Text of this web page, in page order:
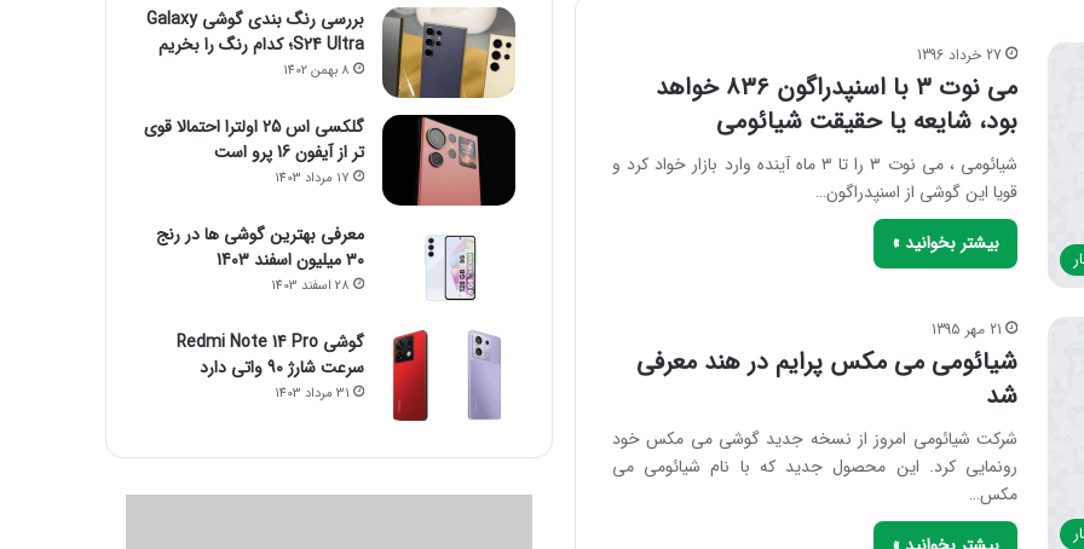
27 خرداد 1396
می نوت ۳ با اسنپدراگون ۸۳۶ خواهد
بود، شایعه یا حقیقت شیائومی
شیائومی ، می نوت ۳ را تا ۳ ماه آینده وارد بازار خواد کرد و
قویا این گوشی از اسنپدراگون…
بیشتر بخوانید »
21 مهر 1395
شیائومی می مکس پرایم در هند معرفی
شد
شرکت شیائومی امروز از نسخه جدید گوشی می مکس خود
رونمایی کرد. این محصول جدید که با نام شیائومی می
مکس…
بررسی رنگ بندی گوشی Galaxy
S24 Ultra؛ کدام رنگ را بخریم
8 بهمن 1402
گلکسی اس 25 اولترا احتمالا قوی
تر از آیفون 16 پرو است
17 مرداد 1403
معرفی بهترین گوشی ها در رنج
۳۰ میلیون اسفند 1403
28 اسفند 1403
گوشی Redmi Note 14 Pro
سرعت شارژ 90 واتی دارد
31 مرداد 1403